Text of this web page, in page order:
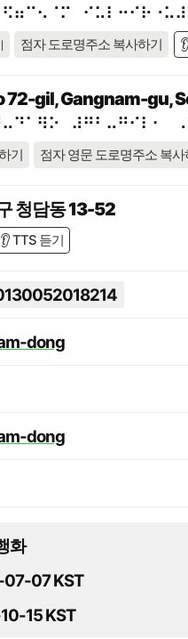
점자 도로명주소 복사하기
gil, Gangnam-gu,
기 점자 영문 도로명주소 복사
청담동 13-52
👂 TTS 듣기
dong
dong
화
07 KST
15 KST